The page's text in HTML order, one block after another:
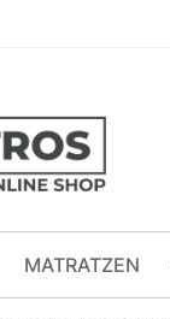
MATRATZEN